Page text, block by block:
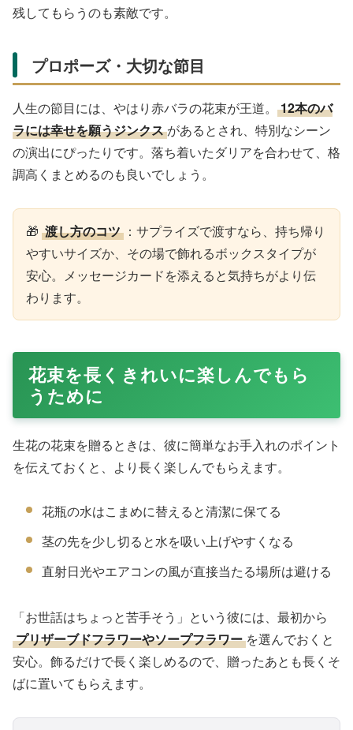
残してもらうのも素敵です。
プロポーズ・大切な節目
人生の節目には、やはり赤バラの花束が王道。
12本のバ
ラには幸せを願うジンクス があるとされ、特別なシーン
の演出にぴったりです。落ち着いたダリアを合わせて、格
調高くまとめるのも良いでしょう。
🎁 渡し方のコツ ：サプライズで渡すなら、持ち帰り
やすいサイズか、その場で飾れるボックスタイプが
安心。メッセージカードを添えると気持ちがより伝
わります。
花束を長くきれいに楽しんでもら
うために
生花の花束を贈るときは、彼に簡単なお手入れのポイント
を伝えておくと、より長く楽しんでもらえます。
花瓶の水はこまめに替えると清潔に保てる
茎の先を少し切ると水を吸い上げやすくなる
直射日光やエアコンの風が直接当たる場所は避ける
「お世話はちょっと苦手そう」という彼には、最初から
プリザーブドフラワーやソープフラワー を選んでおくと
安心。飾るだけで長く楽しめるので、贈ったあとも長くそ
ばに置いてもらえます。